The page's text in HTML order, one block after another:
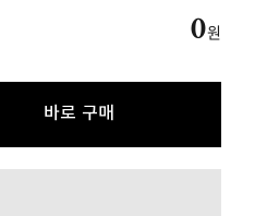
0원
바로 구매